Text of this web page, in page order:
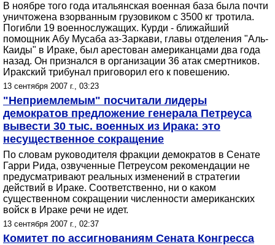
В ноябре того года итальянская военная база была почти
уничтожена взорванным грузовиком с 3500 кг тротила.
Погибли 19 военнослужащих. Курди - ближайший
помощник Абу Мусаба аз-Заркави, главы отделения "Аль-
Каиды" в Ираке, был арестован американцами два года
назад. Он признался в организации 36 атак смертников.
Иракский трибунал приговорил его к повешению.
13 сентября 2007 г., 03:23
"Неприемлемым" посчитали лидеры
демократов предложение генерала Петреуса
вывести 30 тыс. военных из Ирака: это
несущественное сокращение
По словам руководителя фракции демократов в Сенате
Гарри Рида, озвученные Петреусом рекомендации не
предусматривают реальных изменений в стратегии
действий в Ираке. Соответственно, ни о каком
существенном сокращении численности американских
войск в Ираке речи не идет.
13 сентября 2007 г., 02:37
Комитет по ассигнованиям Сената Конгресса